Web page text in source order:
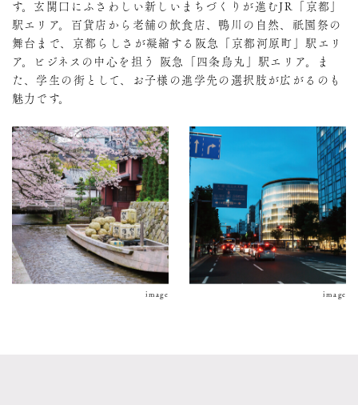
す。玄関口にふさわしい新しいまちづくりが進むJR「京都」
駅エリア。百貨店から老舗の飲食店、鴨川の自然、祇園祭の
舞台まで、京都らしさが凝縮する阪急「京都河原町」駅エリ
ア。ビジネスの中心を担う 阪急「四条烏丸」駅エリア。ま
た、学生の街として、お子様の進学先の選択肢が広がるのも
魅力です。
image image